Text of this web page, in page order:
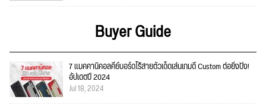
Buyer Guide
7 แมคคานิคอลคีย์บอร์ดไร้สายตัวเด็ดเล่นเกมดี Custom ต่อยิ่งปัง!
อัปเดตปี 2024
Jul 18, 2024